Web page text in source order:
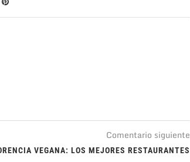
Comentario siguiente
VEGANA: LOS MEJORES RESTAURANTES